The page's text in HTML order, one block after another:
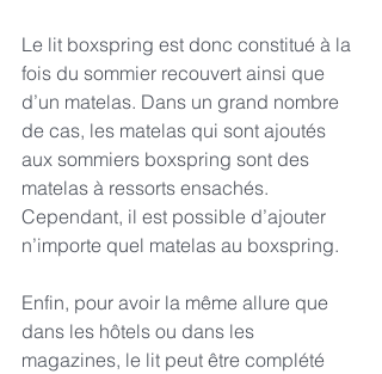
Le lit boxspring est donc constitué à la
fois du sommier recouvert ainsi que
d’un matelas. Dans un grand nombre
de cas, les matelas qui sont ajoutés
aux sommiers boxspring sont des
matelas à ressorts ensachés.
Cependant, il est possible d’ajouter
n’importe quel matelas au boxspring.
Enfin, pour avoir la même allure que
dans les hôtels ou dans les
magazines, le lit peut être complété